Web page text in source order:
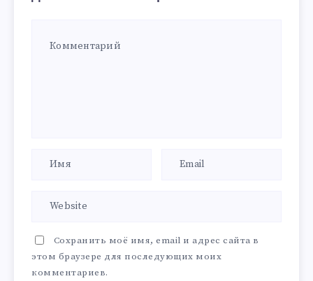
Сохранить моё имя, email и адрес сайта в
этом браузере для последующих моих
комментариев.